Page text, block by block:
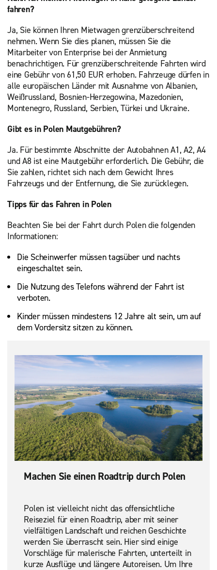
fahren?
Ja, Sie können Ihren Mietwagen grenzüberschreitend
nehmen. Wenn Sie dies planen, müssen Sie die
Mitarbeiter von Enterprise bei der Anmietung
benachrichtigen. Für grenzüberschreitende Fahrten wird
eine Gebühr von 61,50 EUR erhoben. Fahrzeuge dürfen in
alle europäischen Länder mit Ausnahme von Albanien,
Weißrussland, Bosnien-Herzegowina, Mazedonien,
Montenegro, Russland, Serbien, Türkei und Ukraine.
Gibt es in Polen Mautgebühren?
Ja. Für bestimmte Abschnitte der Autobahnen A1, A2, A4
und A8 ist eine Mautgebühr erforderlich. Die Gebühr, die
Sie zahlen, richtet sich nach dem Gewicht Ihres
Fahrzeugs und der Entfernung, die Sie zurücklegen.
Tipps für das Fahren in Polen
Beachten Sie bei der Fahrt durch Polen die folgenden
Informationen:
Die Scheinwerfer müssen tagsüber und nachts
eingeschaltet sein.
Die Nutzung des Telefons während der Fahrt ist
verboten.
Kinder müssen mindestens 12 Jahre alt sein, um auf
dem Vordersitz sitzen zu können.
Machen Sie einen Roadtrip durch Polen
Polen ist vielleicht nicht das offensichtliche
Reiseziel für einen Roadtrip, aber mit seiner
vielfältigen Landschaft und reichen Geschichte
werden Sie überrascht sein. Hier sind einige
Vorschläge für malerische Fahrten, unterteilt in
kurze Ausflüge und längere Autoreisen. Um Ihre